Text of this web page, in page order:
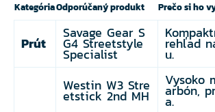
KategóriaOdporúčaný produkt Prečo si ho
Prút
Savage Gear S
G4 Streetstyle
Specialist
rehľad
u.
Westin W3 Stre
etstick 2nd MH
Vysoko
arbón,
a.